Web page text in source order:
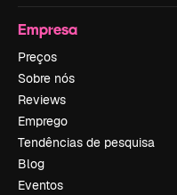
Empresa
Preços
Sobre nós
Reviews
Emprego
Tendências de pesquisa
Blog
Eventos